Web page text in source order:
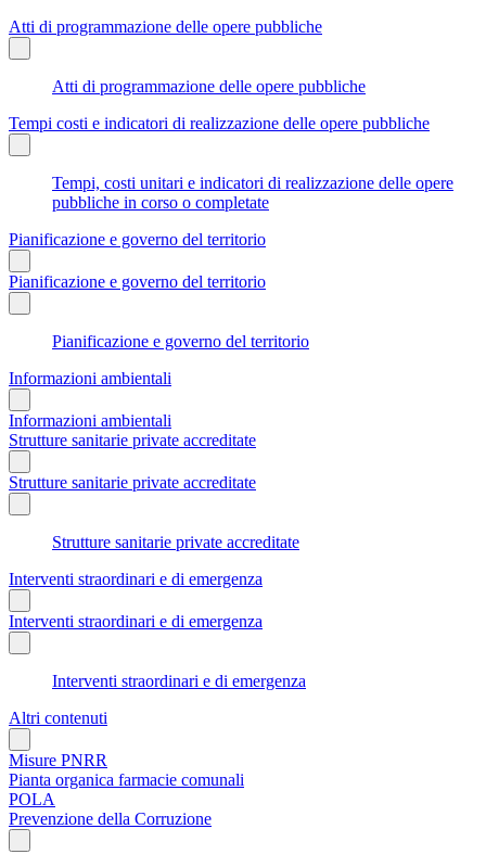
Atti di programmazione delle opere pubbliche
Atti di programmazione delle opere pubbliche
Tempi costi e indicatori di realizzazione delle opere pubbliche
Tempi, costi unitari e indicatori di realizzazione delle opere
pubbliche in corso o completate
Pianificazione e governo del territorio
Pianificazione e governo del territorio
Pianificazione e governo del territorio
Informazioni ambientali
Informazioni ambientali
Strutture sanitarie private accreditate
Strutture sanitarie private accreditate
Strutture sanitarie private accreditate
Interventi straordinari e di emergenza
Interventi straordinari e di emergenza
Interventi straordinari e di emergenza
Altri contenuti
Misure PNRR
Pianta organica farmacie comunali
POLA
Prevenzione della Corruzione